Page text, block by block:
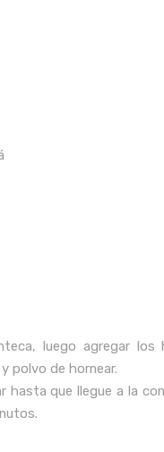
luego agregar
polvo de hornear.
hasta que llegue a la